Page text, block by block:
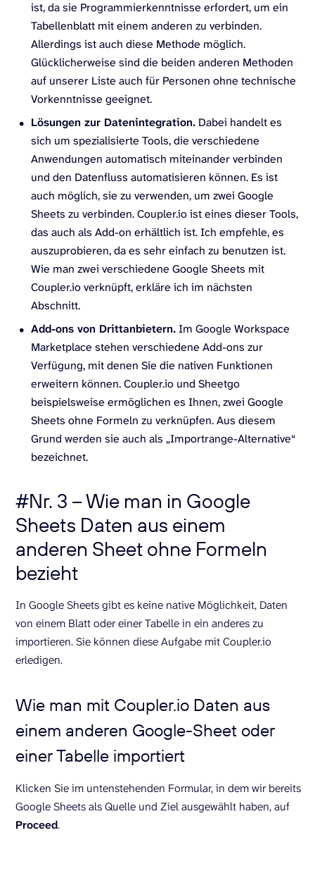
ist, da sie Programmierkenntnisse erfordert, um ein
Tabellenblatt mit einem anderen zu verbinden.
Allerdings ist auch diese Methode möglich.
Glücklicherweise sind die beiden anderen Methoden
auf unserer Liste auch für Personen ohne technische
Vorkenntnisse geeignet.
Lösungen zur Datenintegration. Dabei handelt es
sich um spezialisierte Tools, die verschiedene
Anwendungen automatisch miteinander verbinden
und den Datenfluss automatisieren können. Es ist
auch möglich, sie zu verwenden, um zwei Google
Sheets zu verbinden. Coupler.io ist eines dieser Tools,
das auch als Add-on erhältlich ist. Ich empfehle, es
auszuprobieren, da es sehr einfach zu benutzen ist.
Wie man zwei verschiedene Google Sheets mit
Coupler.io verknüpft, erkläre ich im nächsten
Abschnitt.
Add-ons von Drittanbietern.Im Google Workspace
Marketplace stehen verschiedene Add-ons zur
Verfügung, mit denen Sie die nativen Funktionen
erweitern können. Coupler.io und Sheetgo
beispielsweise ermöglichen es Ihnen, zwei Google
Sheets ohne Formeln zu verknüpfen. Aus diesem
Grund werden sie auch als „Importrange-Alternative“
bezeichnet.
#Nr. 3 – Wie man in Google
Sheets Daten aus einem
anderen Sheet ohne Formeln
bezieht
In Google Sheets gibt es keine native Möglichkeit, Daten
von einem Blatt oder einer Tabelle in ein anderes zu
importieren. Sie können diese Aufgabe mit Coupler.io
erledigen.
Wie man mit Coupler.io Daten aus
einem anderen Google-Sheet oder
einer Tabelle importiert
Klicken Sie im untenstehenden Formular, in dem wir bereits
Google Sheets als Quelle und Ziel ausgewählt haben, auf
Proceed.